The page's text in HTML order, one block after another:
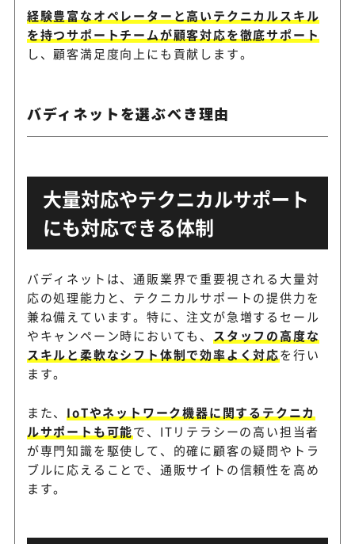
Step y’s
コールセンター代行と並行し
運営代行にも対応
ンを提供
スクロール360
通販物流・受注代行・コール
まとめて支援
トランスコスモス
ECワンストップサービスで
日本トータルテレマー
ケティング
通販コールセンターと物流を
プで提供
ヤマトコンタクトサー
ビス
EC注文受付と物流対応をつ
クトセンター
経験豊富なオペレーターと高いテクニカルスキル
を持つサポートチームが顧客対応を徹底サポート
し、顧客満足度向上にも貢献します。
バディネットを選ぶべき理由
大量対応やテクニカルサポート
にも対応できる体制
バディネットは、通販業界で重要視される大量対
応の処理能力と、テクニカルサポートの提供力を
兼ね備えています。特に、注文が急増するセール
やキャンペーン時においても、 スタッフの高度な
スキルと柔軟なシフト体制で効率よく対応を行い
ます。
また、 IoTやネットワーク機器に関するテクニカ
ルサポートも可能で、ITリテラシーの高い担当者
が専門知識を駆使して、的確に顧客の疑問やトラ
ブルに応えることで、通販サイトの信頼性を高め
ます。